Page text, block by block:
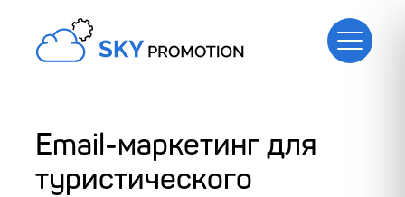
Email-маркетинг для
туристического